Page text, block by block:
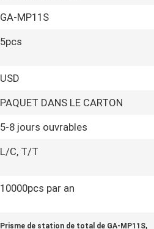
GA-MP11S
5pcs
USD
PAQUET DANS LE CARTON
5-8 jours ouvrables
L/C, T/T
10000pcs par an
Prisme de station de total de GA-MP11S,